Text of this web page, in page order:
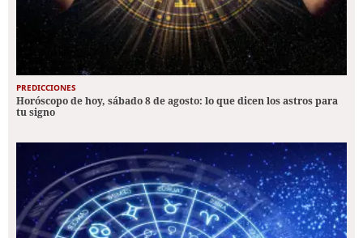
PREDICCIONES
Horóscopo de hoy, sábado 8 de agosto: lo que dicen los astros para
tu signo